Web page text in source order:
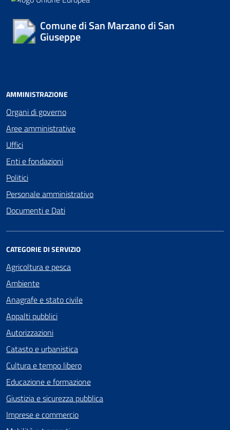
Comune di San Marzano di San
Giuseppe
AMMINISTRAZIONE
Organi di governo
Aree amministrative
Uffici
Enti e fondazioni
Politici
Personale amministrativo
Documenti e Dati
CATEGORIE DI SERVIZIO
Agricoltura e pesca
Ambiente
Anagrafe e stato civile
Appalti pubblici
Autorizzazioni
Catasto e urbanistica
Cultura e tempo libero
Educazione e formazione
Giustizia e sicurezza pubblica
Imprese e commercio